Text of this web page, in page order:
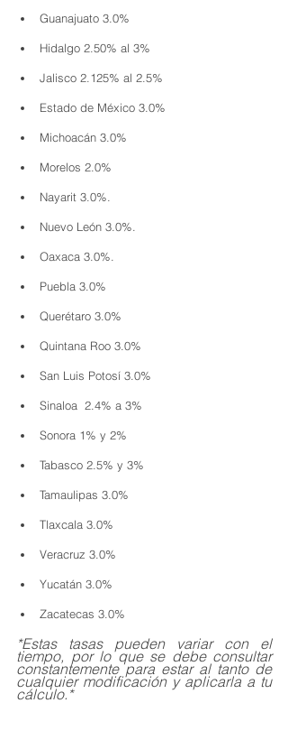
Guanajuato 3.0%
Hidalgo 2.50% al 3%
Jalisco 2.125% al 2.5%
Estado de México 3.0%
Michoacán 3.0%
Morelos 2.0%
Nayarit 3.0%.
Nuevo León 3.0%.
Oaxaca 3.0%.
Puebla 3.0%
Querétaro 3.0%
Quintana Roo 3.0%
San Luis Potosí 3.0%
Sinaloa  2.4% a 3%
Sonora 1% y 2%
Tabasco 2.5% y 3%
Tamaulipas 3.0%
Tlaxcala 3.0%
Veracruz 3.0%
Yucatán 3.0%
Zacatecas 3.0%
*Estas tasas pueden variar con el
tiempo, por lo que se debe consultar
constantemente para estar al tanto de
cualquier modificación y aplicarla a tu
cálculo.*